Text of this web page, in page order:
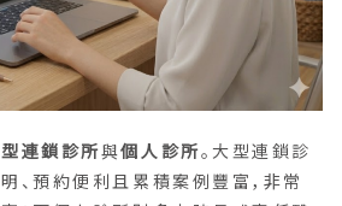
連鎖診所與個人診所。大型連鎖診
、預約便利且累積案例豐富，非常